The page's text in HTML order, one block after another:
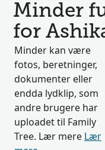
Minder
for
Minder kan være
fotos, beretninger,
dokumenter eller
endda lydklip, som
andre brugere har
uploadet til Family
Tree. Lær mere Lær